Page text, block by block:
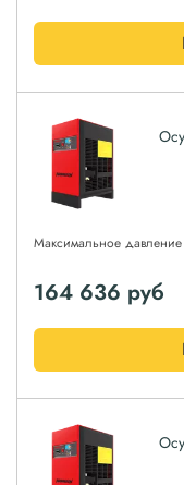
Максимальное давление
164 636 руб